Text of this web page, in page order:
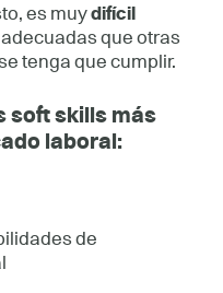
es muydifícil
que otras
tenga que cumplir.
soft skills más
laboral:
de